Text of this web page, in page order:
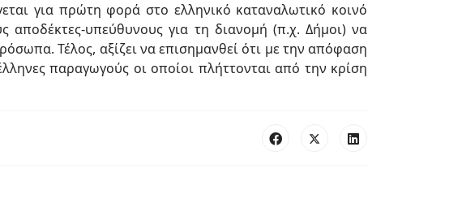
για πρώτη φορά στο ελληνικό καταναλωτικό κοινό
αποδέκτες-υπεύθυνους για τη διανομή (π.χ. Δήμοι) να
Τέλος, αξίζει να επισημανθεί ότι με την απόφαση
παραγωγούς οι οποίοι πλήττονται από την κρίση